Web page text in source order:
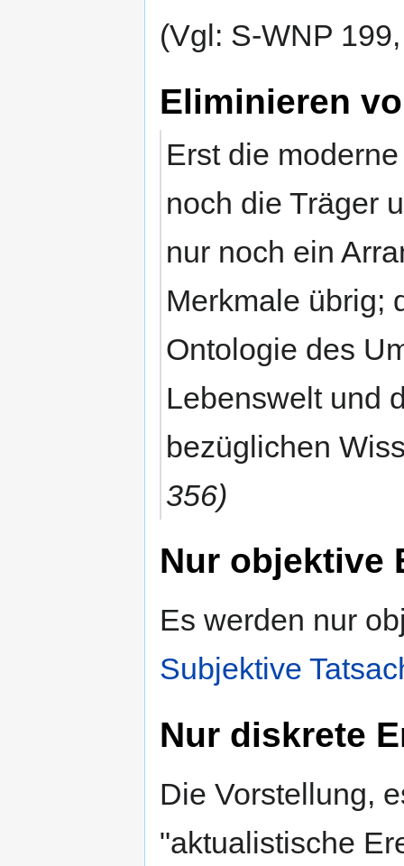
(Vgl: S-WNP
Eliminieren
Erst die
noch die Träger
nur noch ein
Merkmale übrig;
Ontologie des
Lebenswelt und
bezüglichen
356)
Nur objektive
Es werden nur
Subjektive
Nur diskrete
Die Vorstellung,
"aktualistische